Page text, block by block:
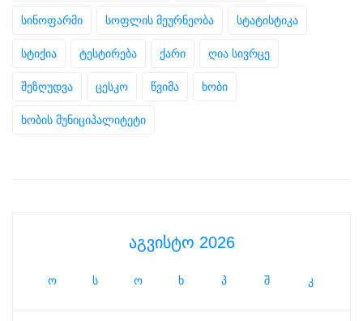
სინოფარმი სოფლის მეურნეობა სტატისტიკა
სტიქია ტესტირება ქარი ღია სივრცე
შეზღუდვა ცესკო წვიმა ხობი
ხობის მუნიციპალიტეტი
აგვისტო 2026
ო ს ო ხ პ შ კ